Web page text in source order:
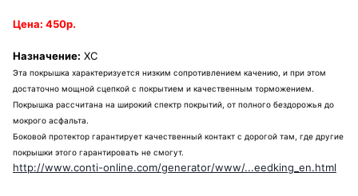
Цена: 450р.
Назначение: XC
Эта покрышка характеризуется низким сопротивлением качению, и при этом
достаточно мощной сцепкой с покрытием и качественным торможением.
Покрышка рассчитана на широкий спектр покрытий, от полного бездорожья до
мокрого асфальта.
Боковой протектор гарантирует качественный контакт с дорогой там, где другие
покрышки этого гарантировать не смогут.
http://www.conti-online.com/generator/www/...eedking_en.html